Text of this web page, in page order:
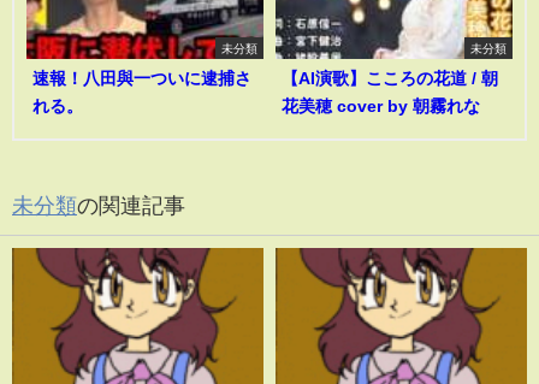
未分類
速報！八田與一ついに逮捕さ
れる。
未分類
【AI演歌】こころの花道 / 朝
花美穂 cover by 朝霧れな
未分類の関連記事